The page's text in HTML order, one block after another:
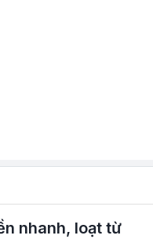
nhanh, loạt từ